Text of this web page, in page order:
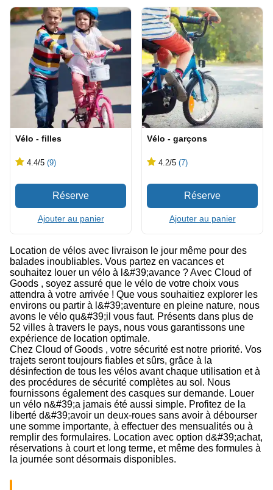
Vélo - filles
4.4/5 (9)
Ajouter au panier
Vélo - garçons
4.2/5 (7)
Ajouter au panier
Location de vélos avec livraison le jour même pour des
balades inoubliables. Vous partez en vacances et
souhaitez louer un vélo à l&#39;avance ? Avec Cloud of
Goods , soyez assuré que le vélo de votre choix vous
attendra à votre arrivée ! Que vous souhaitiez explorer les
environs ou partir à l&#39;aventure en pleine nature, nous
avons le vélo qu&#39;il vous faut. Présents dans plus de
52 villes à travers le pays, nous vous garantissons une
expérience de location optimale.
Chez Cloud of Goods , votre sécurité est notre priorité. Vos
trajets seront toujours fiables et sûrs, grâce à la
désinfection de tous les vélos avant chaque utilisation et à
des procédures de sécurité complètes au sol. Nous
fournissons également des casques sur demande. Louer
un vélo n&#39;a jamais été aussi simple. Profitez de la
liberté d&#39;avoir un deux-roues sans avoir à débourser
une somme importante, à effectuer des mensualités ou à
remplir des formulaires. Location avec option d&#39;achat,
réservations à court et long terme, et même des formules à
la journée sont désormais disponibles.